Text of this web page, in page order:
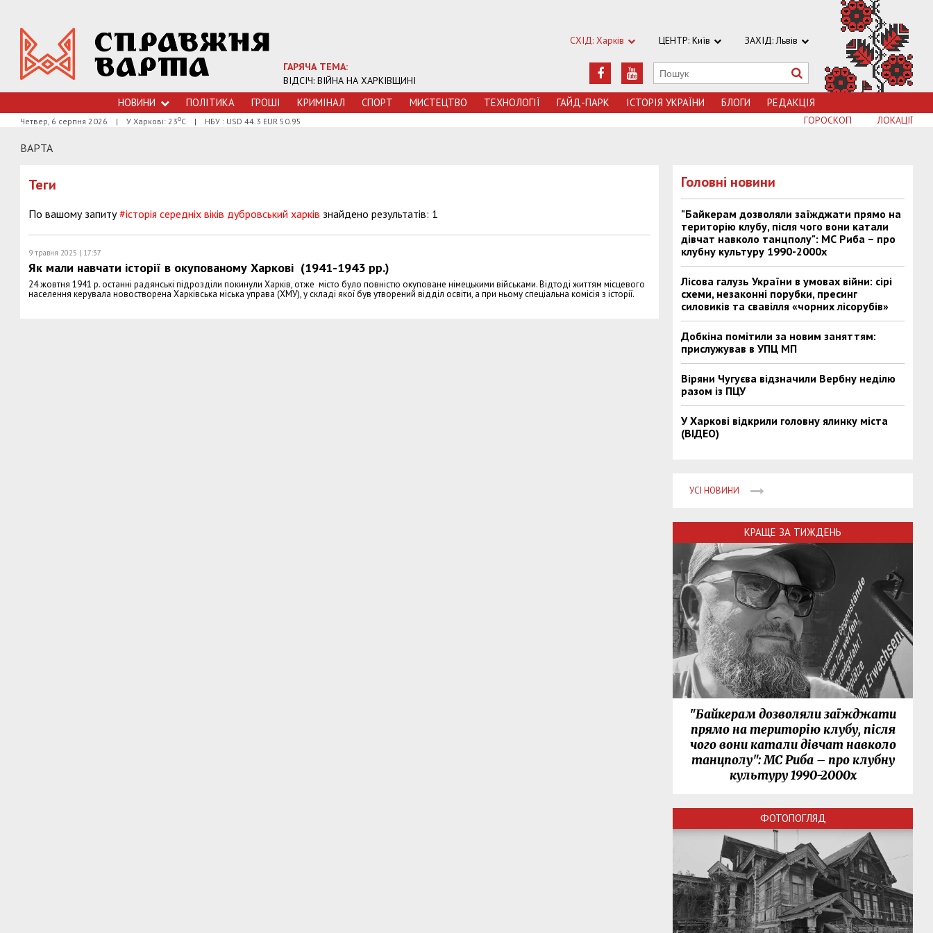
ГАРЯЧА ТЕМА:
ВІДСІЧ: ВІЙНА НА ХАРКІВЩИНІ
СХІД: Харків ЦЕНТР: Київ ЗАХІД: Львів
НОВИНИ ПОЛІТИКА ГРОШI КРИМIНАЛ СПОРТ МИСТЕЦТВО ТЕХНОЛОГIЇ ГАЙД-ПАРК ІСТОРІЯ УКРАЇНИ БЛОГИ РЕДАКЦІЯ
Четвер, 6 серпня 2026 | У Харкові: 23оС | НБУ : USD 44.3 EUR 50.95 ЛОКАЦІЇ
ГОРОСКОП
ВАРТА
Теги
По вашому запиту#історія середніх віків дубровський харків знайдено результатів: 1
9 травня 2025 | 17:37
Як мали навчати історії в окупованому Харкові (1941-1943 рр.)
24 жовтня 1941 р. останні радянські підрозділи покинули Харків, отже місто було повністю окуповане німецькими військами. Відтоді життям місцевого
населення керувала новостворена Харківська міська управа (ХМУ), у складі якої був утворений відділ освіти, а при ньому спеціальна комісія з історії.
Головні новини
"Байкерам дозволяли заїжджати прямо на
територію клубу, після чого вони катали
дівчат навколо танцполу": МС Риба – про
клубну культуру 1990-2000х
Лісова галузь України в умовах війни: сірі
схеми, незаконні порубки, пресинг
силовиків та свавілля «чорних лісорубів»
Добкіна помітили за новим заняттям:
прислужував в УПЦ МП
Віряни Чугуєва відзначили Вербну неділю
разом із ПЦУ
У Харкові відкрили головну ялинку міста
(ВІДЕО)
УСІ НОВИНИ
КРАЩЕ ЗА ТИЖДЕНЬ
"Байкерам дозволяли заїжджати
прямо на територію клубу, після
чого вони катали дівчат навколо
танцполу": МС Риба – про клубну
культуру 1990-2000х
ФОТОПОГЛЯД